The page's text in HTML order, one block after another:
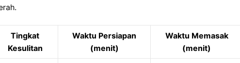
Tingkat
Kesulitan
Waktu Persiapan
(menit)
Waktu Memasak
(menit)